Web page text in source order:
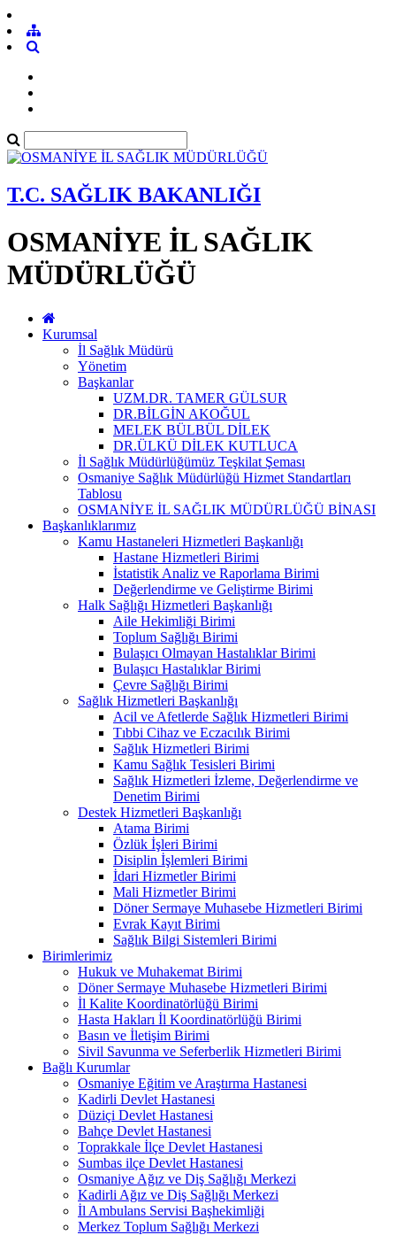
T.C. SAĞLIK BAKANLIĞI
OSMANİYE İL SAĞLIK
MÜDÜRLÜĞÜ
Kurumsal
İl Sağlık Müdürü
Yönetim
Başkanlar
UZM.DR. TAMER GÜLSUR
DR.BİLGİN AKOĞUL
MELEK BÜLBÜL DİLEK
DR.ÜLKÜ DİLEK KUTLUCA
İl Sağlık Müdürlüğümüz Teşkilat Şeması
Osmaniye Sağlık Müdürlüğü Hizmet Standartları
Tablosu
OSMANİYE İL SAĞLIK MÜDÜRLÜĞÜ BİNASI
Başkanlıklarımız
Kamu Hastaneleri Hizmetleri Başkanlığı
Hastane Hizmetleri Birimi
İstatistik Analiz ve Raporlama Birimi
Değerlendirme ve Geliştirme Birimi
Halk Sağlığı Hizmetleri Başkanlığı
Aile Hekimliği Birimi
Toplum Sağlığı Birimi
Bulaşıcı Olmayan Hastalıklar Birimi
Bulaşıcı Hastalıklar Birimi
Çevre Sağlığı Birimi
Sağlık Hizmetleri Başkanlığı
Acil ve Afetlerde Sağlık Hizmetleri Birimi
Tıbbi Cihaz ve Eczacılık Birimi
Sağlık Hizmetleri Birimi
Kamu Sağlık Tesisleri Birimi
Sağlık Hizmetleri İzleme, Değerlendirme ve
Denetim Birimi
Destek Hizmetleri Başkanlığı
Atama Birimi
Özlük İşleri Birimi
Disiplin İşlemleri Birimi
İdari Hizmetler Birimi
Mali Hizmetler Birimi
Döner Sermaye Muhasebe Hizmetleri Birimi
Evrak Kayıt Birimi
Sağlık Bilgi Sistemleri Birimi
Birimlerimiz
Hukuk ve Muhakemat Birimi
Döner Sermaye Muhasebe Hizmetleri Birimi
İl Kalite Koordinatörlüğü Birimi
Hasta Hakları İl Koordinatörlüğü Birimi
Basın ve İletişim Birimi
Sivil Savunma ve Seferberlik Hizmetleri Birimi
Bağlı Kurumlar
Osmaniye Eğitim ve Araştırma Hastanesi
Kadirli Devlet Hastanesi
Düziçi Devlet Hastanesi
Bahçe Devlet Hastanesi
Toprakkale İlçe Devlet Hastanesi
Sumbas ilçe Devlet Hastanesi
Osmaniye Ağız ve Diş Sağlığı Merkezi
Kadirli Ağız ve Diş Sağlığı Merkezi
İl Ambulans Servisi Başhekimliği
Merkez Toplum Sağlığı Merkezi